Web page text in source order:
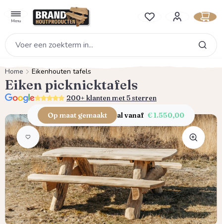
Menu Je hebt 0 items op je
Home Eikenhouten tafels
Eiken picknicktafels
5.0 200+ klanten met 5 sterren
Afbeeldingengalerij overslaan
Op maat gemaakt al vanaf € 1.550,00